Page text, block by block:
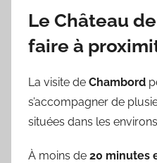
Le Château
faire à
La visite de Chambord
s’accompagner de
situées dans les
À moins de 20 minutes